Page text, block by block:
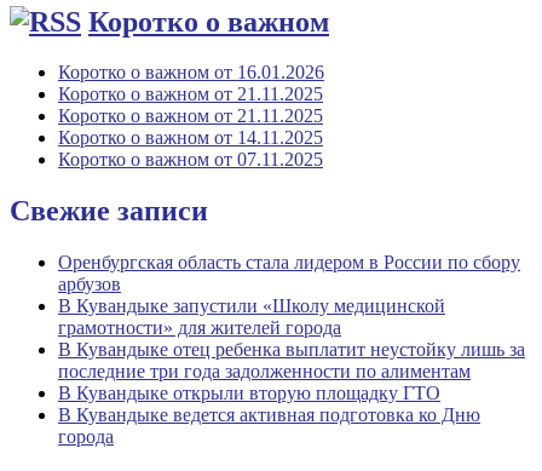
Коротко о важном
Коротко о важном от 16.01.2026
Коротко о важном от 21.11.2025
Коротко о важном от 21.11.2025
Коротко о важном от 14.11.2025
Коротко о важном от 07.11.2025
Свежие записи
Оренбургская область стала лидером в России по сбору
арбузов
В Кувандыке запустили «Школу медицинской
грамотности» для жителей города
В Кувандыке отец ребенка выплатит неустойку лишь за
последние три года задолженности по алиментам
В Кувандыке открыли вторую площадку ГТО
В Кувандыке ведется активная подготовка ко Дню
города